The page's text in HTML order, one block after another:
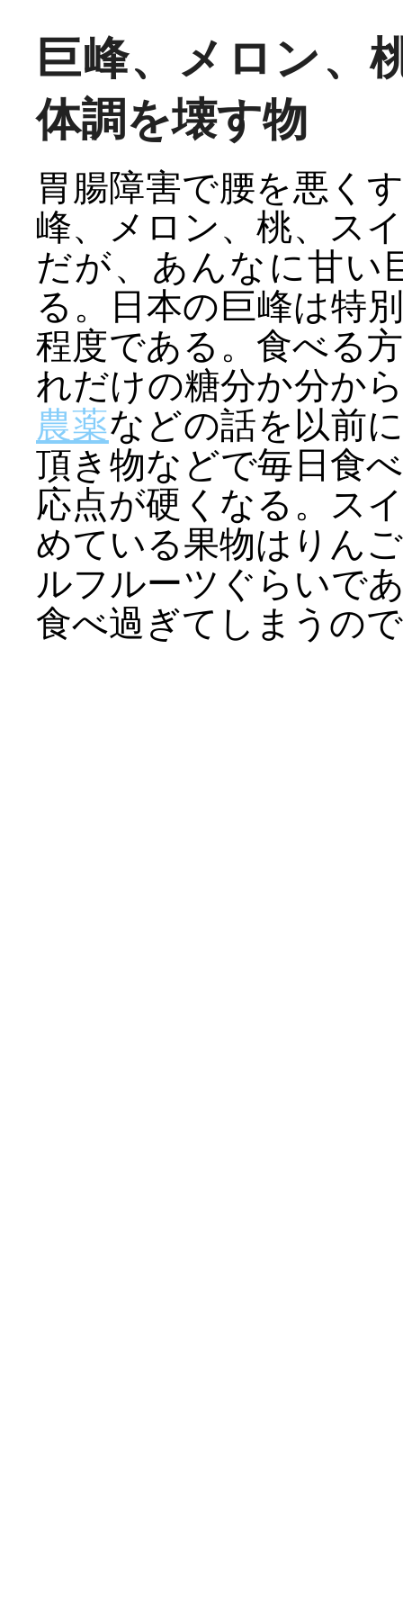
巨峰、メロン、
体調を壊す物
胃腸障害で腰を悪く
峰、メロン、桃、ス
だが、あんなに甘い
る。日本の巨峰は特
程度である。食べる
れだけの糖分か分か
農薬などの話を以前
頂き物などで毎日食
応点が硬くなる。ス
めている果物はりん
ルフルーツぐらいで
食べ過ぎてしまうの